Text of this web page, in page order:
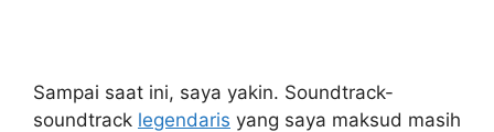
Sampai saat ini, saya yakin. Soundtrack-
soundtrack legendaris yang saya maksud masih